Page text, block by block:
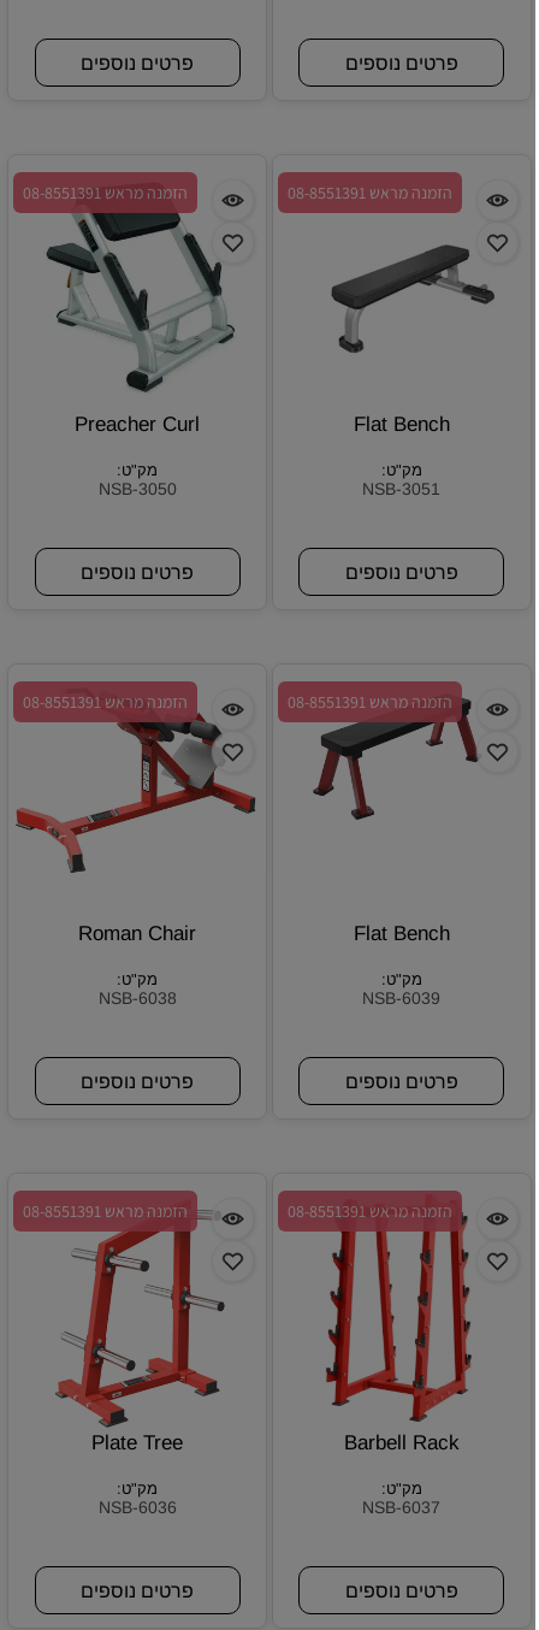
פרטים נוספים פרטים נוספים
הזמנה מראש 08-8551391
Flat Bench
מק"ט:
NSB-3051
פרטים נוספים
הזמנה מראש 08-8551391
Preacher Curl
מק"ט:
NSB-3050
פרטים נוספים
הזמנה מראש 08-8551391
Flat Bench
מק"ט:
NSB-6039
פרטים נוספים
הזמנה מראש 08-8551391
Roman Chair
מק"ט:
NSB-6038
פרטים נוספים
הזמנה מראש 08-8551391
Barbell Rack
מק"ט:
NSB-6037
פרטים נוספים
הזמנה מראש 08-8551391
Plate Tree
מק"ט:
NSB-6036
פרטים נוספים